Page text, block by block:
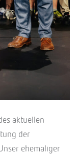
aktuellen
der
ehemaliger